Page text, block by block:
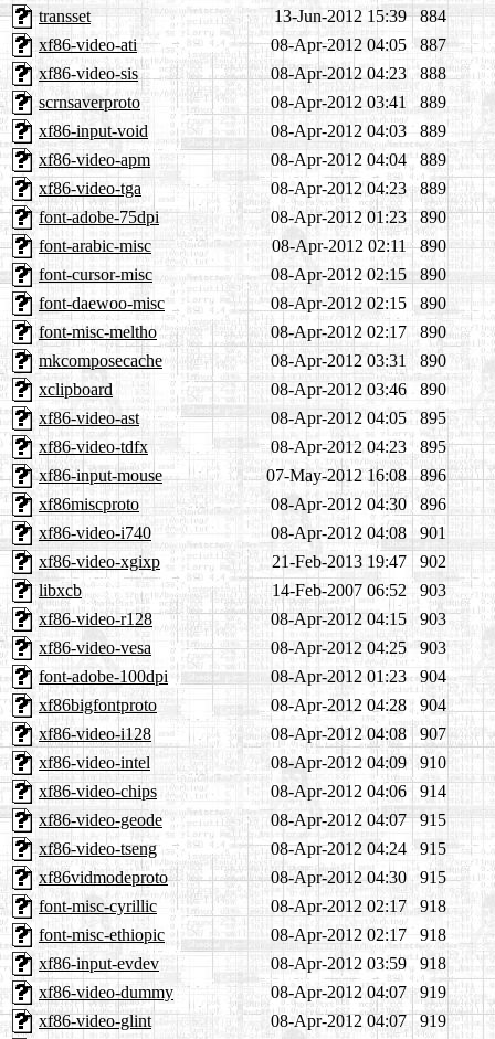
transset
13-Jun-2012 15:39
884
xf86-video-ati
08-Apr-2012 04:05
887
xf86-video-sis
08-Apr-2012 04:23
888
scrnsaverproto
08-Apr-2012 03:41
889
xf86-input-void
08-Apr-2012 04:03
889
xf86-video-apm
08-Apr-2012 04:04
889
xf86-video-tga
08-Apr-2012 04:23
889
font-adobe-75dpi
08-Apr-2012 01:23
890
font-arabic-misc
08-Apr-2012 02:11
890
font-cursor-misc
08-Apr-2012 02:15
890
font-daewoo-misc
08-Apr-2012 02:15
890
font-misc-meltho
08-Apr-2012 02:17
890
mkcomposecache
08-Apr-2012 03:31
890
xclipboard
08-Apr-2012 03:46
890
xf86-video-ast
08-Apr-2012 04:05
895
xf86-video-tdfx
08-Apr-2012 04:23
895
xf86-input-mouse
07-May-2012 16:08
896
xf86miscproto
08-Apr-2012 04:30
896
xf86-video-i740
08-Apr-2012 04:08
901
xf86-video-xgixp
21-Feb-2013 19:47
902
libxcb
14-Feb-2007 06:52
903
xf86-video-r128
08-Apr-2012 04:15
903
xf86-video-vesa
08-Apr-2012 04:25
903
font-adobe-100dpi
08-Apr-2012 01:23
904
xf86bigfontproto
08-Apr-2012 04:28
904
xf86-video-i128
08-Apr-2012 04:08
907
xf86-video-intel
08-Apr-2012 04:09
910
xf86-video-chips
08-Apr-2012 04:06
914
xf86-video-geode
08-Apr-2012 04:07
915
xf86-video-tseng
08-Apr-2012 04:24
915
xf86vidmodeproto
08-Apr-2012 04:30
915
font-misc-cyrillic
08-Apr-2012 02:17
918
font-misc-ethiopic
08-Apr-2012 02:17
918
xf86-input-evdev
08-Apr-2012 03:59
918
xf86-video-dummy
08-Apr-2012 04:07
919
xf86-video-glint
08-Apr-2012 04:07
919